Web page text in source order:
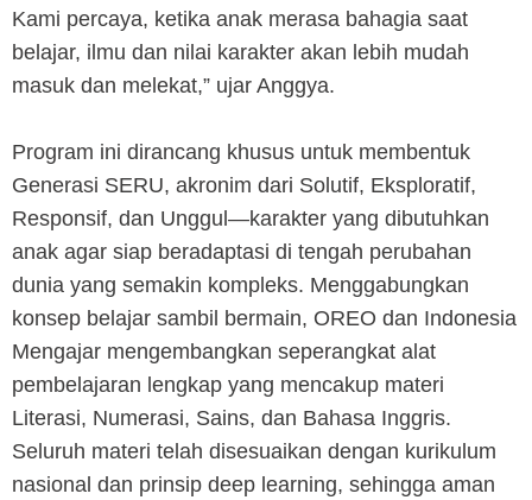
Kami percaya, ketika anak merasa bahagia saat
belajar, ilmu dan nilai karakter akan lebih mudah
masuk dan melekat,” ujar Anggya.
Program ini dirancang khusus untuk membentuk
Generasi SERU, akronim dari Solutif, Eksploratif,
Responsif, dan Unggul—karakter yang dibutuhkan
anak agar siap beradaptasi di tengah perubahan
dunia yang semakin kompleks. Menggabungkan
konsep belajar sambil bermain, OREO dan Indonesia
Mengajar mengembangkan seperangkat alat
pembelajaran lengkap yang mencakup materi
Literasi, Numerasi, Sains, dan Bahasa Inggris.
Seluruh materi telah disesuaikan dengan kurikulum
nasional dan prinsip deep learning, sehingga aman